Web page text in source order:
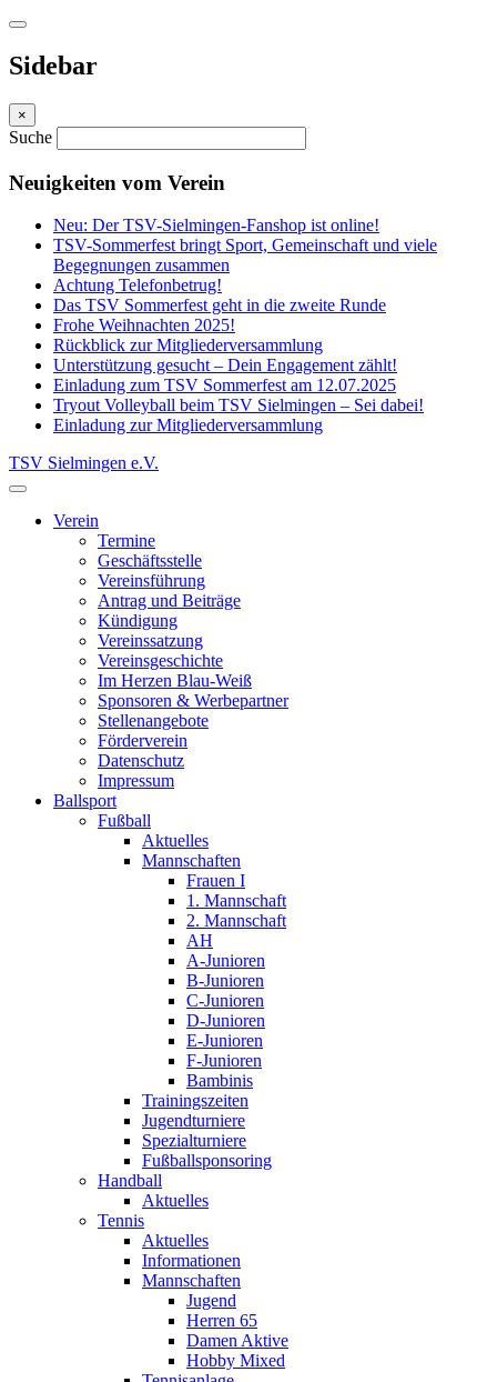
Sidebar
×
Suche
Neuigkeiten vom Verein
Neu: Der TSV-Sielmingen-Fanshop ist online!
TSV-Sommerfest bringt Sport, Gemeinschaft und viele
Begegnungen zusammen
Achtung Telefonbetrug!
Das TSV Sommerfest geht in die zweite Runde
Frohe Weihnachten 2025!
Rückblick zur Mitgliederversammlung
Unterstützung gesucht – Dein Engagement zählt!
Einladung zum TSV Sommerfest am 12.07.2025
Tryout Volleyball beim TSV Sielmingen – Sei dabei!
Einladung zur Mitgliederversammlung
TSV Sielmingen e.V.
Verein
Termine
Geschäftsstelle
Vereinsführung
Antrag und Beiträge
Kündigung
Vereinssatzung
Vereinsgeschichte
Im Herzen Blau-Weiß
Sponsoren & Werbepartner
Stellenangebote
Förderverein
Datenschutz
Impressum
Ballsport
Fußball
Aktuelles
Mannschaften
Frauen I
1. Mannschaft
2. Mannschaft
AH
A-Junioren
B-Junioren
C-Junioren
D-Junioren
E-Junioren
F-Junioren
Bambinis
Trainingszeiten
Jugendturniere
Spezialturniere
Fußballsponsoring
Handball
Aktuelles
Tennis
Aktuelles
Informationen
Mannschaften
Jugend
Herren 65
Damen Aktive
Hobby Mixed